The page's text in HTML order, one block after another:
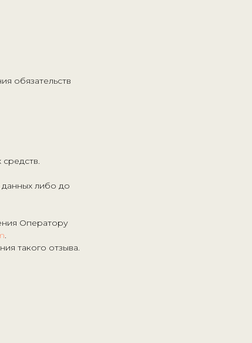
обязательств
либо до
Оператору
.
такого отзыва.